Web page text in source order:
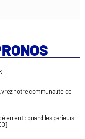
notre communauté de
: quand les parieurs